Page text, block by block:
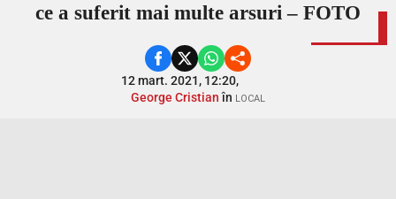
ce a suferit mai multe arsuri – FOTO
12 mart. 2021, 12:20,
George Cristianîn LOCAL